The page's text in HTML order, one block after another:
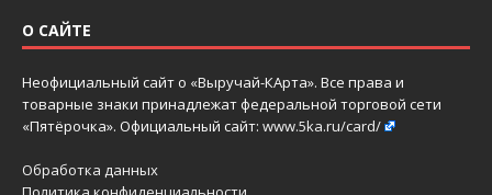
О САЙТЕ
Неофициальный сайт о «Выручай-КАрта». Все права и
товарные знаки принадлежат федеральной торговой сети
«Пятёрочка». Официальный сайт: www.5ka.ru/card/
Обработка данных